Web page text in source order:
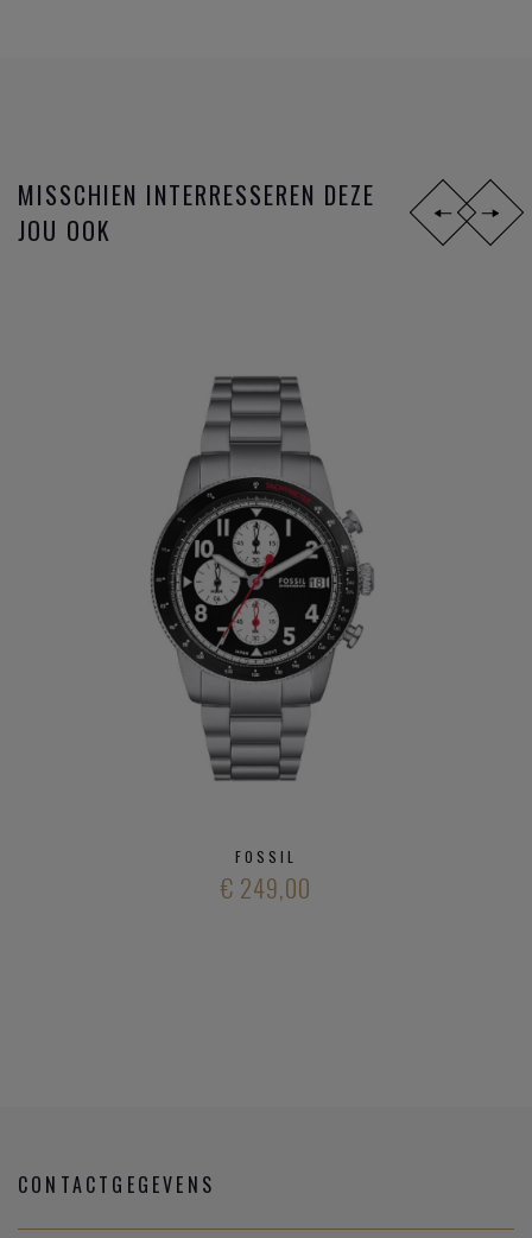
MISSCHIEN INTERRESSEREN DEZE
JOU OOK
FOSSIL
€ 249,00
CONTACTGEGEVENS